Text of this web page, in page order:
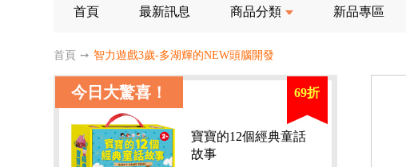
家長樂了!「風車書版集團暨FOOD超人企業總部」目前正興建中!
老師您好!!幼教會員火熱招募中~
海外購物免煩惱！點我查看『海外購物流程說明』
首頁 最新訊息 商品分類 新品專區
首頁 ➙ 智力遊戲3歲-多湖輝的NEW頭腦開發
今日大驚喜！ 69折
寶寶的12個經典童話
故事